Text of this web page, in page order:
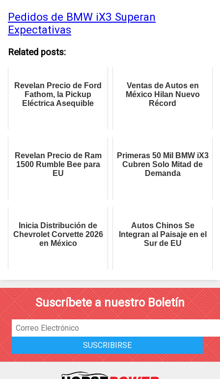
Pedidos de BMW iX3 Superan
Expectativas
Related posts:
Revelan Precio de Ford
Fathom, la Pickup
Eléctrica Asequible
Ventas de Autos en
México Hilan Nuevo
Récord
Revelan Precio de Ram
1500 Rumble Bee para
EU
Primeras 50 Mil BMW iX3
Cubren Solo Mitad de
Demanda
Inicia Distribución de
Chevrolet Corvette 2026
en México
Autos Chinos Se
Integran al Paisaje en el
Sur de EU
Suscríbete a nuestro Boletín